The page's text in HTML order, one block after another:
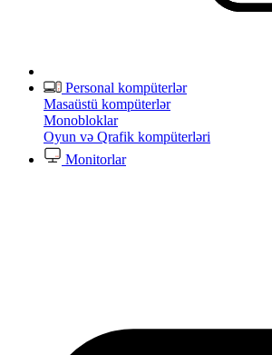
Personal kompüterlər
Masaüstü kompüterlər
Monobloklar
Oyun və Qrafik kompüterləri
Monitorlar